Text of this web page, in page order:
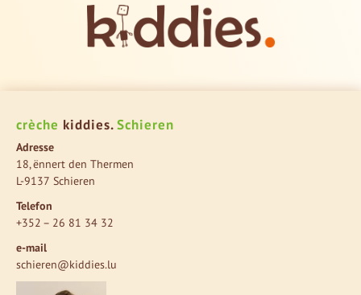
crèche kiddies.Schieren
Adresse
18, ënnert den Thermen
L-9137 Schieren
Telefon
+352 – 26 81 34 32
e-mail
schieren@kiddies.lu